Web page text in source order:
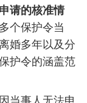
请的核准情
个保护令当
婚多年以及分
护令的涵盖范
当事人无法申